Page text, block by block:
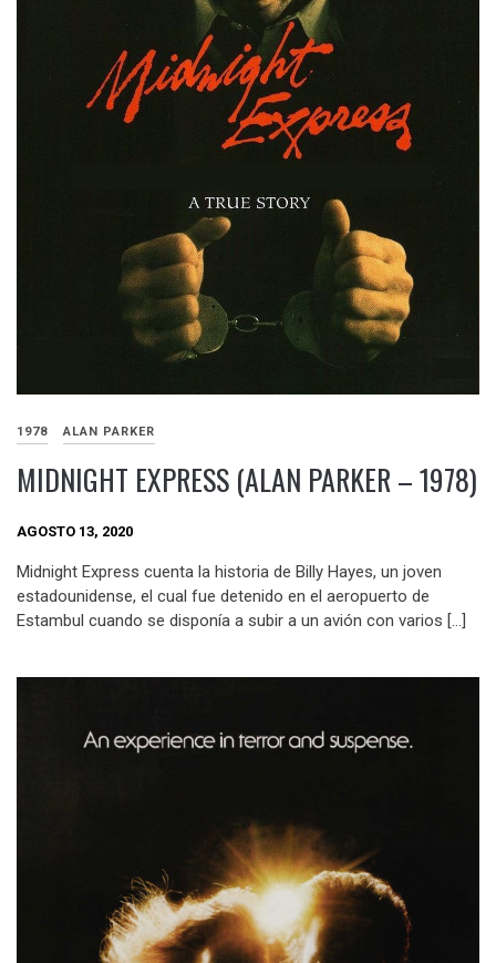
1978 ALAN PARKER
MIDNIGHT EXPRESS (ALAN PARKER – 1978)
AGOSTO 13, 2020
Midnight Express cuenta la historia de Billy Hayes, un joven
estadounidense, el cual fue detenido en el aeropuerto de
Estambul cuando se disponía a subir a un avión con varios […]